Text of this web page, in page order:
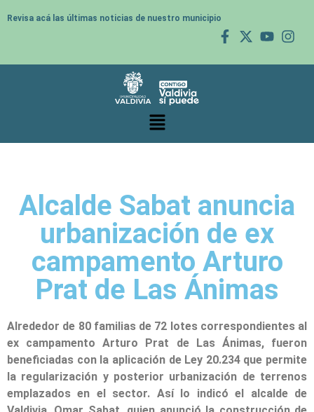
Revisa acá las últimas noticias de nuestro municipio
Alcalde Sabat anuncia
urbanización de ex
campamento Arturo
Prat de Las Ánimas
Alrededor de 80 familias de 72 lotes correspondientes al
ex campamento Arturo Prat de Las Ánimas, fueron
beneficiadas con la aplicación de Ley 20.234 que permite
la regularización y posterior urbanización de terrenos
emplazados en el sector. Así lo indicó el alcalde de